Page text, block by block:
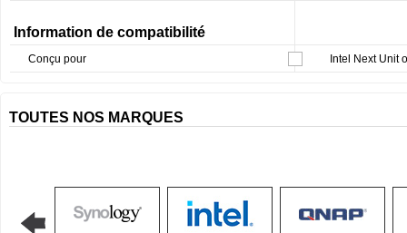
Information de compatibilité
Conçu pour Intel Next Unit
TOUTES NOS MARQUES